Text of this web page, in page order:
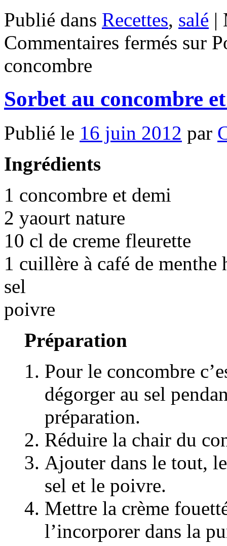
Publié dans Recettes, salé |
Commentaires fermés sur
concombre
Sorbet au concombre
Publié le 16 juin 2012 par
Ingrédients
1 concombre et demi
2 yaourt nature
10 cl de creme fleurette
1 cuillère à café de menthe
sel
poivre
Préparation
Pour le concombre
dégorger au sel
préparation.
Réduire la chair du
Ajouter dans le tout,
sel et le poivre.
Mettre la crème
l’incorporer dans la